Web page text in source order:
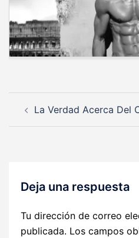
de
La Verdad Acerca Del
Deja una respuesta
Tu dirección de correo
publicada. Los campos